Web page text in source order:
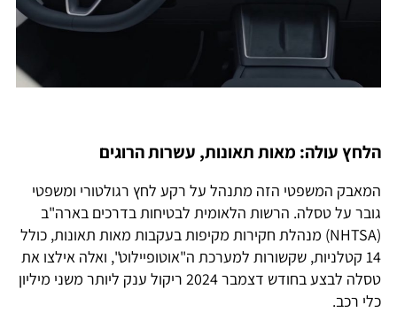
הלחץ עולה: מאות תאונות, עשרות הרוגים
המאבק המשפטי הזה מתנהל על רקע לחץ רגולטורי ומשפטי
גובר על טסלה. הרשות הלאומית לבטיחות בדרכים בארה"ב
(NHTSA) מנהלת חקירות מקיפות בעקבות מאות תאונות, כולל
14 קטלניות, שקשורות למערכת ה"אוטופיילוט", ואלה אילצו את
טסלה לבצע בחודש דצמבר 2024 ריקול ענק ליותר משני מיליון
כלי רכב.